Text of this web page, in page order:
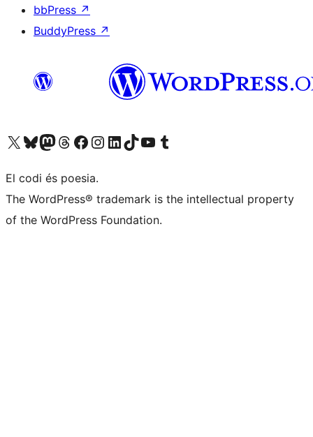
bbPress ↗
BuddyPress ↗
Visiteu el nostre compte X (abans Twitter)
Visiteu el nostre compte de Bluesky
Visiteu el nostre compte al Mastodon
Visiteu el nostre compte de Threads
Visiteu la nostra pàgina al Facebook
Visiteu el nostre compte d'Instagram
Visiteu el nostre compte de LinkedIn
Visiteu el nostre compte de TikTok
Visiteu el nostre canal al YouTube
Visiteu el nostre compte de Tumblr
El codi és poesia.
The WordPress® trademark is the intellectual property
of the WordPress Foundation.